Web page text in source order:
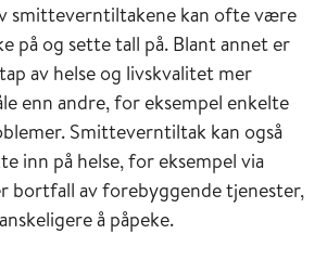
dødsfall (324) var
siden 2001 med størst økning i
og andre opioider (17).
for 2020 viser ingen tegn til
under pandemien enn
(13).
var det
smitteverntiltakene kan ofte være
på og sette tall på. Blant annet er
av helse og livskvalitet mer
enn andre, for eksempel enkelte
Smitteverntiltak kan også
inn på helse, for eksempel via
bortfall av forebyggende tjenester,
å påpeke.